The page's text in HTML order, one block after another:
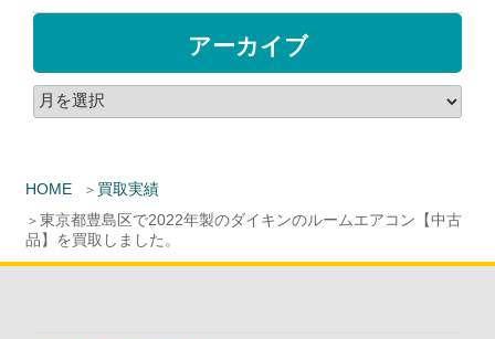
HOME
買取実績
東京都豊島区で2022年製のダイキンのルームエアコン【中古
品】を買取しました。
アーカイブ